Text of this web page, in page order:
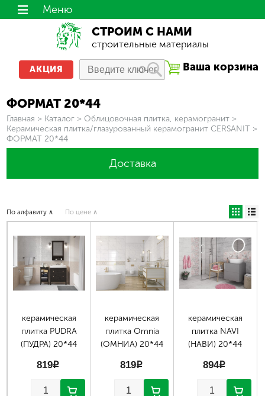
СТРОИМ С НАМИ
строительные материалы
Ваша корзина
АКЦИЯ
Меню
ФОРМАТ 20*44
Вы здесь
Главная > Каталог > Облицовочная плитка, керамогранит >
Керамическая плитка/глазурованный керамогранит CERSANIT >
ФОРМАТ 20*44
Доставка
По алфавиту ∧ По цене ∧
керамическая
плитка PUDRA
(ПУДРА) 20*44
819p
керамическая
плитка Omnia
(ОМНИА) 20*44
819p
керамическая
плитка NAVI
(НАВИ) 20*44
894p